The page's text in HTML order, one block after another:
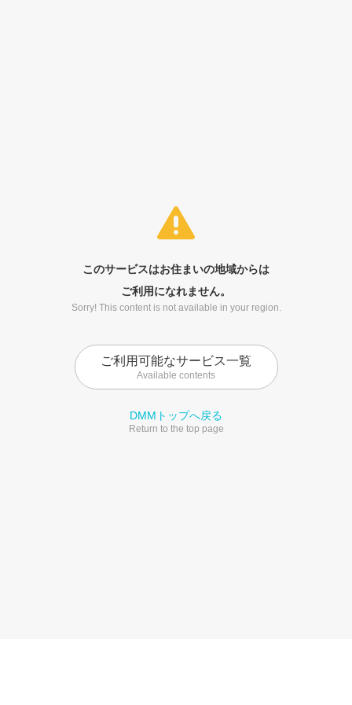
このサービスはお住まいの地域からは
ご利用になれません。
Sorry! This content is not available in your region.
ご利用可能なサービス一覧
Available contents
DMMトップへ戻る
Return to the top page